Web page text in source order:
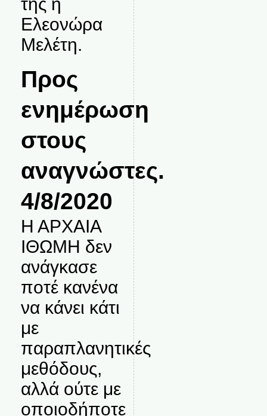
Ελεονώρα
Μελέτη.
Προς
ενημέρωση
στους
αναγνώστες.
4/8/2020
Η ΑΡΧΑΙΑ
ΙΘΩΜΗ δεν
ανάγκασε
ποτέ κανένα
να κάνει κάτι
με
παραπλανητικές
μεθόδους,
αλλά ούτε με
οποιοδήποτε